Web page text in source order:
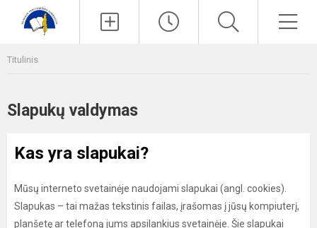
Titulinis
Slapukų valdymas
Kas yra slapukai?
Mūsų interneto svetainėje naudojami slapukai (angl. cookies).
Slapukas – tai mažas tekstinis failas, įrašomas į jūsų kompiuterį,
planšetę ar telefoną jums apsilankius svetainėje. Šie slapukai